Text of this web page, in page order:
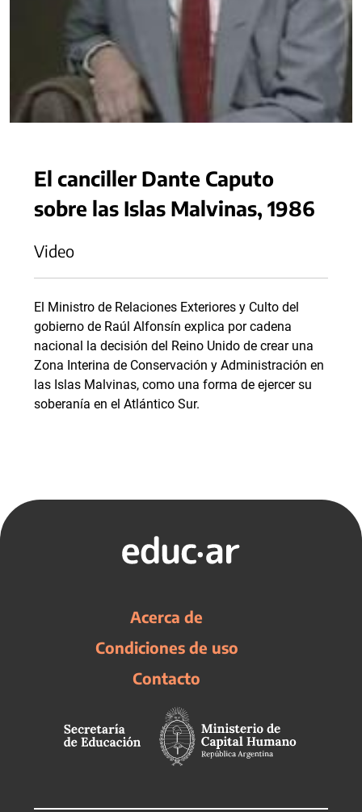
El canciller Dante Caputo
sobre las Islas Malvinas, 1986
Video
El Ministro de Relaciones Exteriores y Culto del
gobierno de Raúl Alfonsín explica por cadena
nacional la decisión del Reino Unido de crear una
Zona Interina de Conservación y Administración en
las Islas Malvinas, como una forma de ejercer su
soberanía en el Atlántico Sur.
Acerca de
Condiciones de uso
Contacto